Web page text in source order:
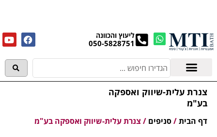
ליעוץ והכוונה
050-5828751
צנרת עלית-שיווק ואספקה
בע"מ
דף הבית/סניפים / צנרת עלית-שיווק ואספקה בע"מ